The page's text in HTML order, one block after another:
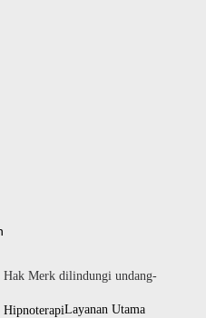
Hak Merk dilindungi undang-
Layanan Utama